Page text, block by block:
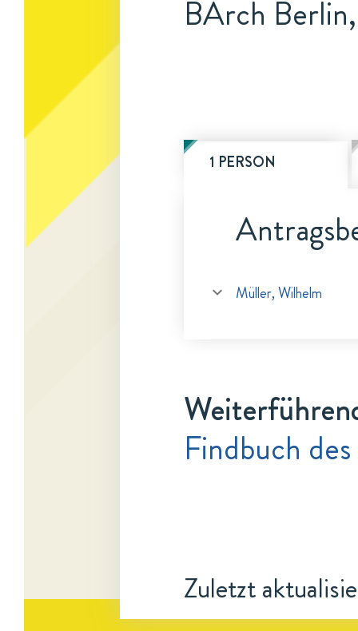
BArch
1 PERSON
Müller, Wilhelm
Findbuch
Zuletzt